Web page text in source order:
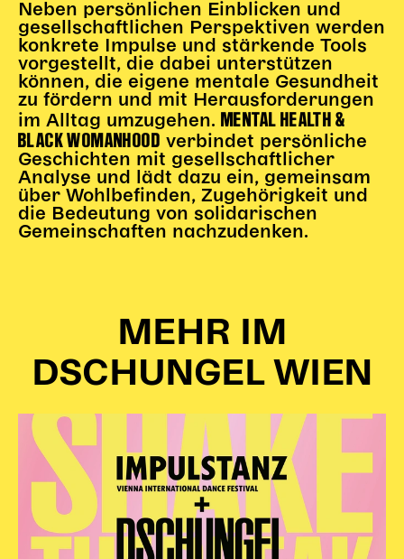
Leitlinien
Kulturpatenschaft
Partner*innen
20 Jahre Dschungel Wien
SERVICE
Karten + Preise
Anfahrt
Vermietung
SPENDEN + FÖRDERN
Translate to English
Suchbegriffe
Neben persönlichen Einblicken und
gesellschaftlichen Perspektiven werden
konkrete Impulse und stärkende Tools
vorgestellt, die dabei unterstützen
können, die eigene mentale Gesundheit
zu fördern und mit Herausforderungen
im Alltag umzugehen. MENTAL HEALTH &
BLACK WOMANHOOD verbindet persönliche
Geschichten mit gesellschaftlicher
Analyse und lädt dazu ein, gemeinsam
über Wohlbefinden, Zugehörigkeit und
die Bedeutung von solidarischen
Gemeinschaften nachzudenken.
MEHR IM
DSCHUNGEL WIEN